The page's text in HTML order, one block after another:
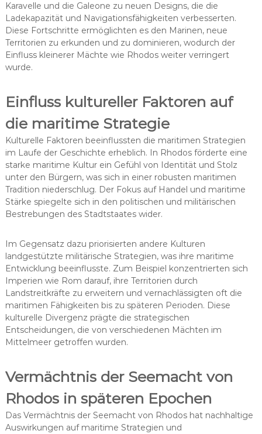
Karavelle und die Galeone zu neuen Designs, die die
Ladekapazität und Navigationsfähigkeiten verbesserten.
Diese Fortschritte ermöglichten es den Marinen, neue
Territorien zu erkunden und zu dominieren, wodurch der
Einfluss kleinerer Mächte wie Rhodos weiter verringert
wurde.
Einfluss kultureller Faktoren auf
die maritime Strategie
Kulturelle Faktoren beeinflussten die maritimen Strategien
im Laufe der Geschichte erheblich. In Rhodos förderte eine
starke maritime Kultur ein Gefühl von Identität und Stolz
unter den Bürgern, was sich in einer robusten maritimen
Tradition niederschlug. Der Fokus auf Handel und maritime
Stärke spiegelte sich in den politischen und militärischen
Bestrebungen des Stadtstaates wider.
Im Gegensatz dazu priorisierten andere Kulturen
landgestützte militärische Strategien, was ihre maritime
Entwicklung beeinflusste. Zum Beispiel konzentrierten sich
Imperien wie Rom darauf, ihre Territorien durch
Landstreitkräfte zu erweitern und vernachlässigten oft die
maritimen Fähigkeiten bis zu späteren Perioden. Diese
kulturelle Divergenz prägte die strategischen
Entscheidungen, die von verschiedenen Mächten im
Mittelmeer getroffen wurden.
Vermächtnis der Seemacht von
Rhodos in späteren Epochen
Das Vermächtnis der Seemacht von Rhodos hat nachhaltige
Auswirkungen auf maritime Strategien und